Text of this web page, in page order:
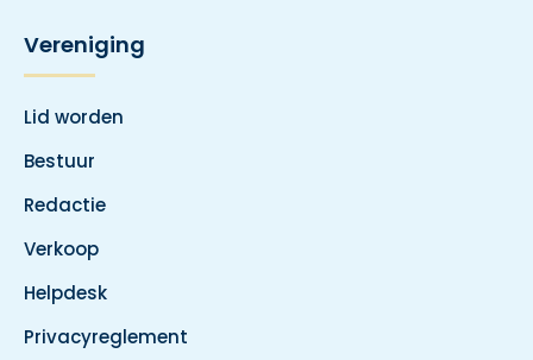
Vereniging
Lid worden
Bestuur
Redactie
Verkoop
Helpdesk
Privacyreglement